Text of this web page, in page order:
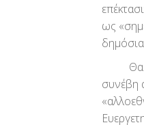
ως
Θα
συνέβη